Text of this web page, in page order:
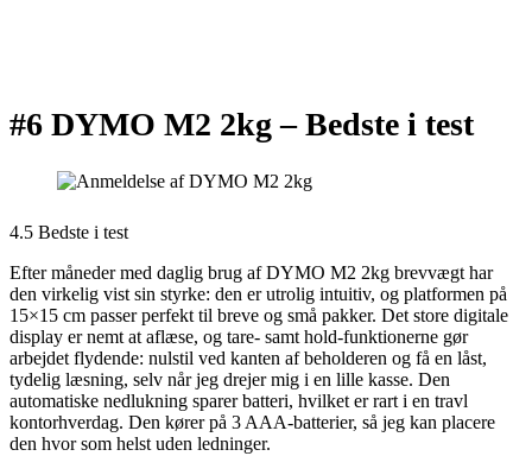
#6 DYMO M2 2kg –Bedste i test
4.5 Bedste i test
Efter måneder med daglig brug af DYMO M2 2kg brevvægt har
den virkelig vist sin styrke: den er utrolig intuitiv, og platformen på
15×15 cm passer perfekt til breve og små pakker. Det store digitale
display er nemt at aflæse, og tare- samt hold-funktionerne gør
arbejdet flydende: nulstil ved kanten af beholderen og få en låst,
tydelig læsning, selv når jeg drejer mig i en lille kasse. Den
automatiske nedlukning sparer batteri, hvilket er rart i en travl
kontorhverdag. Den kører på 3 AAA-batterier, så jeg kan placere
den hvor som helst uden ledninger.